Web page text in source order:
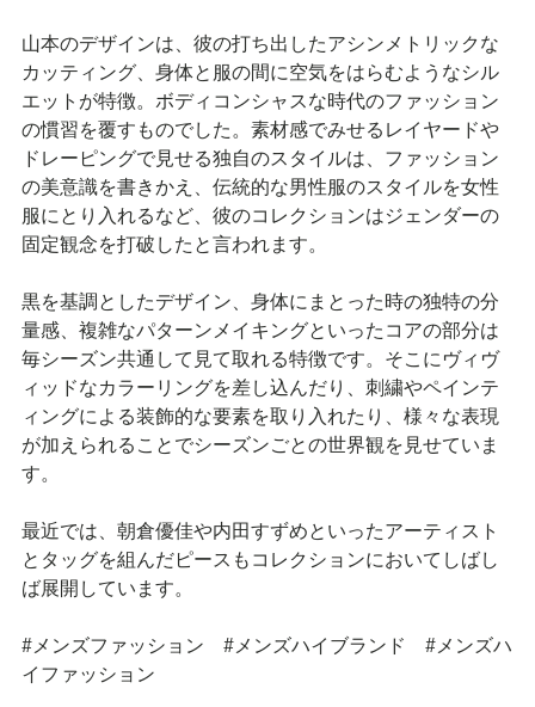
山本のデザインは、彼の打ち出したアシンメトリックな
カッティング、身体と服の間に空気をはらむようなシル
エットが特徴。ボディコンシャスな時代のファッション
の慣習を覆すものでした。素材感でみせるレイヤードや
ドレーピングで見せる独自のスタイルは、ファッション
の美意識を書きかえ、伝統的な男性服のスタイルを女性
服にとり入れるなど、彼のコレクションはジェンダーの
固定観念を打破したと言われます。
黒を基調としたデザイン、身体にまとった時の独特の分
量感、複雑なパターンメイキングといったコアの部分は
毎シーズン共通して見て取れる特徴です。そこにヴィヴ
ィッドなカラーリングを差し込んだり、刺繍やペインテ
ィングによる装飾的な要素を取り入れたり、様々な表現
が加えられることでシーズンごとの世界観を見せていま
す。
最近では、朝倉優佳や内田すずめといったアーティスト
とタッグを組んだピースもコレクションにおいてしばし
ば展開しています。
#メンズファッション #メンズハイブランド #メンズハ
イファッション